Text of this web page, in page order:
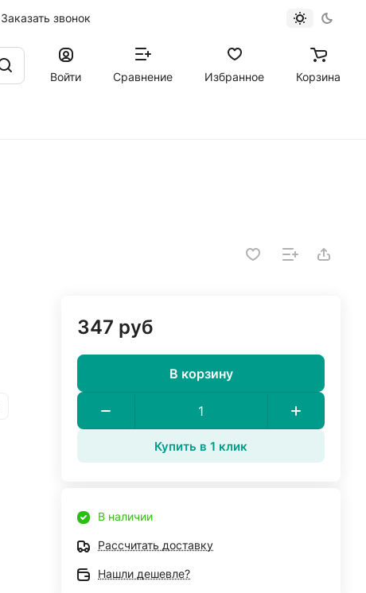
Заказать звонок
Войти
Сравнение Избранное Корзина
347 руб
В корзину
Купить в 1 клик
В наличии
Рассчитать доставку
Нашли дешевле?